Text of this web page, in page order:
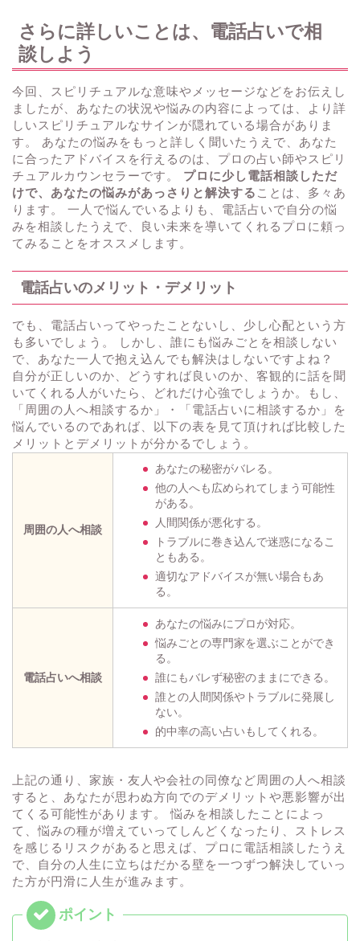
さらに詳しいことは、電話占いで相
談しよう
今回、スピリチュアルな意味やメッセージなどをお伝えし
ましたが、あなたの状況や悩みの内容によっては、より詳
しいスピリチュアルなサインが隠れている場合がありま
す。 あなたの悩みをもっと詳しく聞いたうえで、あなた
に合ったアドバイスを行えるのは、プロの占い師やスピリ
チュアルカウンセラーです。 プロに少し電話相談しただ
けで、あなたの悩みがあっさりと解決する ことは、多々あ
ります。 一人で悩んでいるよりも、電話占いで自分の悩
みを相談したうえで、良い未来を導いてくれるプロに頼っ
てみることをオススメします。
電話占いのメリット・デメリット
でも、電話占いってやったことないし、少し心配という方
も多いでしょう。 しかし、誰にも悩みごとを相談しない
で、あなた一人で抱え込んでも解決はしないですよね？
自分が正しいのか、どうすれば良いのか、客観的に話を聞
いてくれる人がいたら、どれだけ心強でしょうか。もし、
「周囲の人へ相談するか」・「電話占いに相談するか」を
悩んでいるのであれば、以下の表を見て頂ければ比較した
メリットとデメリットが分かるでしょう。
周囲の人へ相談
あなたの秘密がバレる。
他の人へも広められてしまう可能性
がある。
人間関係が悪化する。
トラブルに巻き込んで迷惑になるこ
ともある。
適切なアドバイスが無い場合もあ
る。
電話占いへ相談
あなたの悩みにプロが対応。
悩みごとの専門家を選ぶことができ
る。
誰にもバレず秘密のままにできる。
誰との人間関係やトラブルに発展し
ない。
的中率の高い占いもしてくれる。
上記の通り、家族・友人や会社の同僚など周囲の人へ相談
すると、あなたが思わぬ方向でのデメリットや悪影響が出
てくる可能性があります。 悩みを相談したことによっ
て、悩みの種が増えていってしんどくなったり、ストレス
を感じるリスクがあると思えば、プロに電話相談したうえ
で、自分の人生に立ちはだかる壁を一つずつ解決していっ
た方が円滑に人生が進みます。